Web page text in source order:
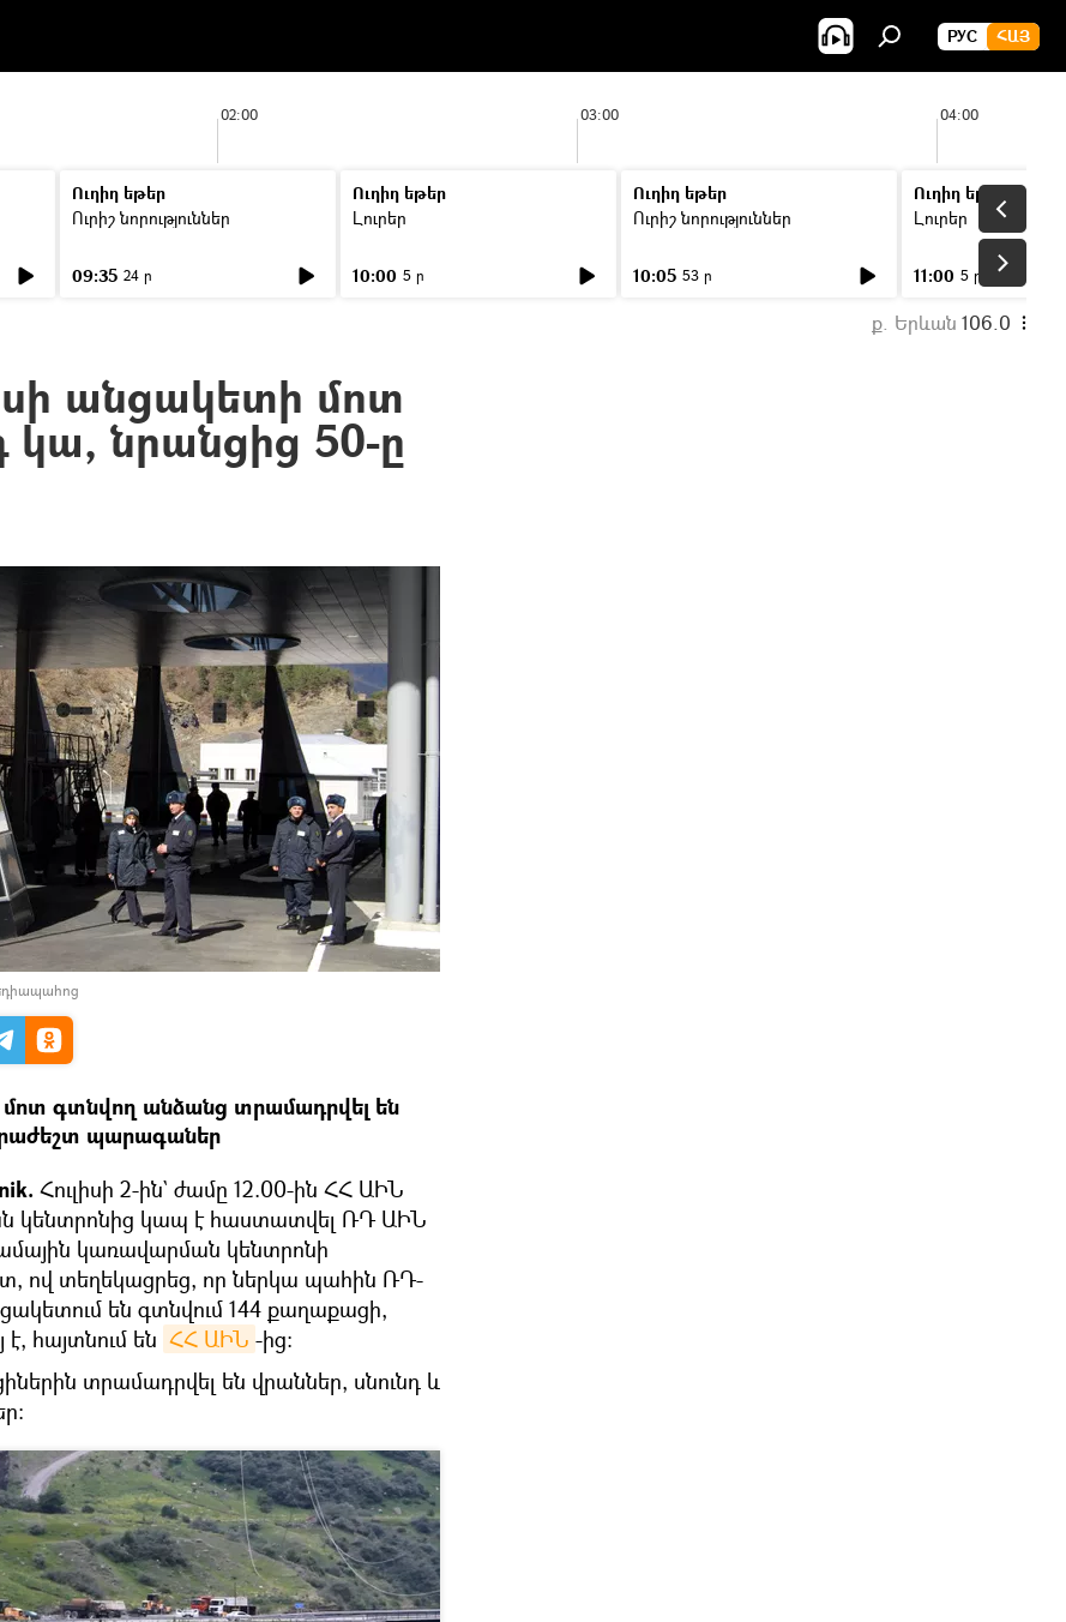
РУС ՀԱՅ
02:00 03:00 04:00
Ուղիղ եթեր
Ուրիշ նորություններ
09:35 24 ր
Ուղիղ եթեր
Լուրեր
10:00 5 ր
Ուղիղ եթեր
Ուրիշ նորություններ
10:05 53 ր
Ուղիղ եթեր
Լուրեր
11:00 5 ր
ք. Երևան 106.0
անցակետի մոտ
կա, նրանցից 50-ը
գտնվող անձանց տրամադրվել են
պարագաներ
Հուլիսի 2-ին` ժամը 12.00-ին ՀՀ ԱԻՆ
կենտրոնից կապ է հաստատվել ՌԴ ԱԻՆ
կառավարման կենտրոնի
ով տեղեկացրեց, որ ներկա պահին ՌԴ-
են գտնվում 144 քաղաքացի,
հայտնում են ՀՀ ԱԻՆ -ից:
տրամադրվել են վրաններ, սնունդ և